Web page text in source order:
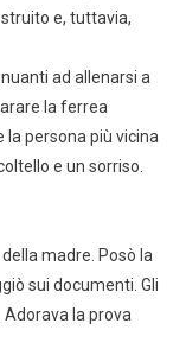
e, tuttavia,
ad allenarsi a
la ferrea
la persona più vicina
e un sorriso.
madre. Posò la
sui documenti. Gli
la prova